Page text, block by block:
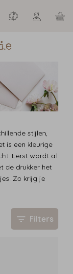
stijlen,
is een kleurige
Eerst wordt al
de drukker het
Zo krijg je
Filters